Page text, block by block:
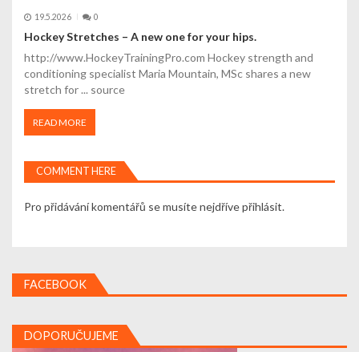
19.5.2026 0
Hockey Stretches – A new one for your hips.
http://www.HockeyTrainingPro.com Hockey strength and
conditioning specialist Maria Mountain, MSc shares a new
stretch for ... source
READ MORE
COMMENT HERE
Pro přidávání komentářů se musíte nejdřívepřihlásit.
FACEBOOK
DOPORUČUJEME